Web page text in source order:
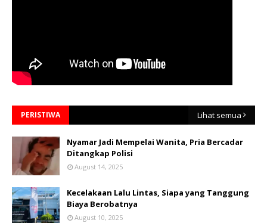
PERISTIWA Lihat semua
Nyamar Jadi Mempelai Wanita, Pria Bercadar
Ditangkap Polisi
August 14, 2025
Kecelakaan Lalu Lintas, Siapa yang Tanggung
Biaya Berobatnya
August 10, 2025